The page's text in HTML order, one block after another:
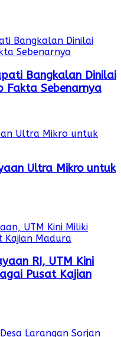
Bangkalan Dinilai
Fakta Sebenarnya
Ultra Mikro untuk
RI, UTM Kini
Pusat Kajian